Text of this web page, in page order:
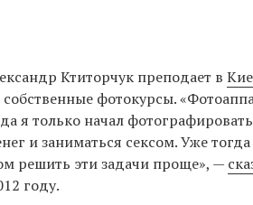
Ктиторчук преподает в
собственные фотокурсы.
я только начал
и заниматься сексом. Уже
решить эти задачи проще», —
году.